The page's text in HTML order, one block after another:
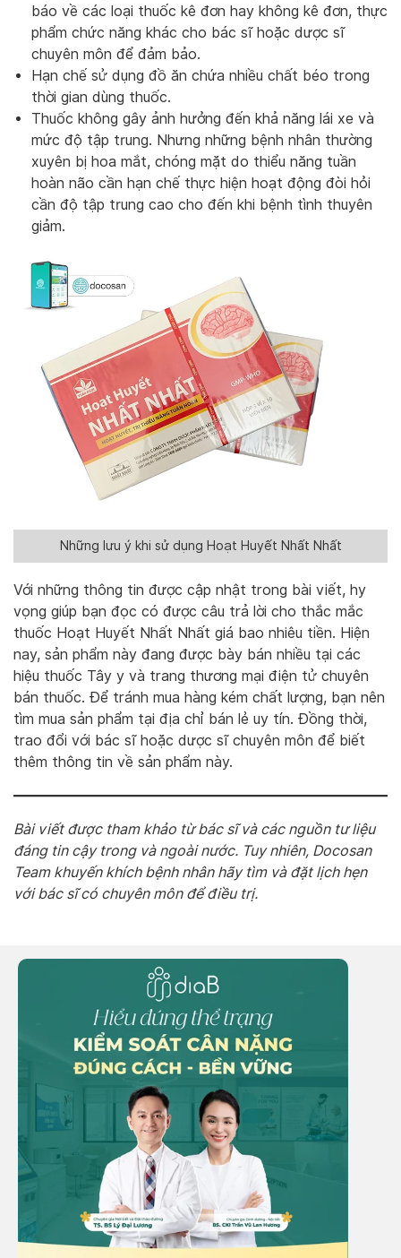
báo về các loại thuốc kê đơn hay không kê đơn, thực
phẩm chức năng khác cho bác sĩ hoặc dược sĩ
chuyên môn để đảm bảo.
Hạn chế sử dụng đồ ăn chứa nhiều chất béo trong
thời gian dùng thuốc.
Thuốc không gây ảnh hưởng đến khả năng lái xe và
mức độ tập trung. Nhưng những bệnh nhân thường
xuyên bị hoa mắt, chóng mặt do thiểu năng tuần
hoàn não cần hạn chế thực hiện hoạt động đòi hỏi
cần độ tập trung cao cho đến khi bệnh tình thuyên
giảm.
Những lưu ý khi sử dụng Hoạt Huyết Nhất Nhất
Với những thông tin được cập nhật trong bài viết, hy
vọng giúp bạn đọc có được câu trả lời cho thắc mắc
thuốc Hoạt Huyết Nhất Nhất giá bao nhiêu tiền. Hiện
nay, sản phẩm này đang được bày bán nhiều tại các
hiệu thuốc Tây y và trang thương mại điện tử chuyên
bán thuốc. Để tránh mua hàng kém chất lượng, bạn nên
tìm mua sản phẩm tại địa chỉ bán lẻ uy tín. Đồng thời,
trao đổi với bác sĩ hoặc dược sĩ chuyên môn để biết
thêm thông tin về sản phẩm này.
Bài viết được tham khảo từ bác sĩ và các nguồn tư liệu
đáng tin cậy trong và ngoài nước. Tuy nhiên, Docosan
Team khuyến khích bệnh nhân hãy tìm và đặt lịch hẹn
với bác sĩ có chuyên môn để điều trị.